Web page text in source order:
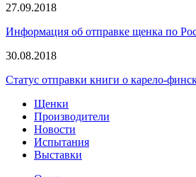
27.09.2018
Информация об отправке щенка по
30.08.2018
Статус отправки книги о карело-
Щенки
Производители
Новости
Испытания
Выставки